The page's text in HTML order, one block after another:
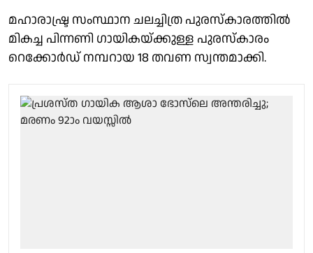
മഹാരാഷ്ട്ര സംസ്ഥാന ചലച്ചിത്ര പുരസ്‌കാരത്തില്‍
മികച്ച പിന്നണി ഗായികയ്ക്കുള്ള പുരസ്‌കാരം
റെക്കോര്‍ഡ് നമ്പറായ 18 തവണ സ്വന്തമാക്കി.